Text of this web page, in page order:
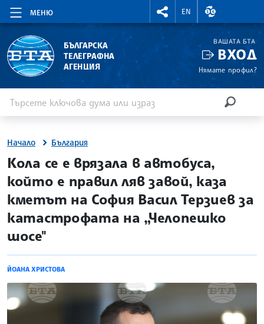
МЕНЮ
RIGHTMENU.SOCIAL
EN
ВАЛУТНИ
БЪЛГАРСКА
ТЕЛЕГРАФНА
АГЕНЦИЯ
ВАШАТА БТА
ВХОД
Нямате профил?
Начало България
site.bta
Кола се е врязала в автобуса,
който е правил ляв завой, каза
кметът на София Васил Терзиев за
катастрофата на „Челопешко
шосе"
ЙОАНА ХРИСТОВА